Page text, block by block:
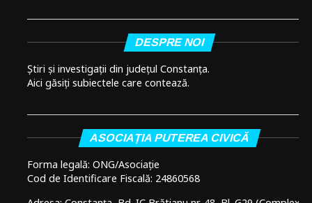
DESPRE NOI
Știri și investigații din județul Constanța.
Aici găsiți subiectele care contează.
ASOCIAȚIA PUTEREA CIVICĂ
Forma legală: ONG/Asociație
Cod de Identificare Fiscală: 24860568